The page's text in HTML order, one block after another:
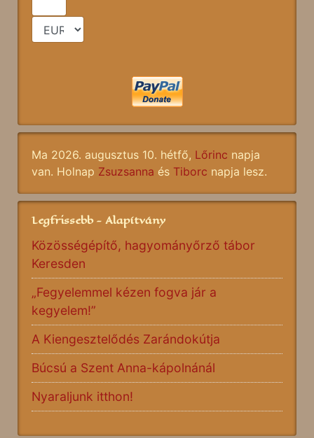
Ma 2026. augusztus 10. hétfő, Lőrinc napja
van. Holnap Zsuzsanna és Tiborc napja lesz.
Legfrissebb - Alapítvány
Közösségépítő, hagyományőrző tábor
Keresden
„Fegyelemmel kézen fogva jár a
kegyelem!”
A Kiengesztelődés Zarándokútja
Búcsú a Szent Anna-kápolnánál
Nyaraljunk itthon!